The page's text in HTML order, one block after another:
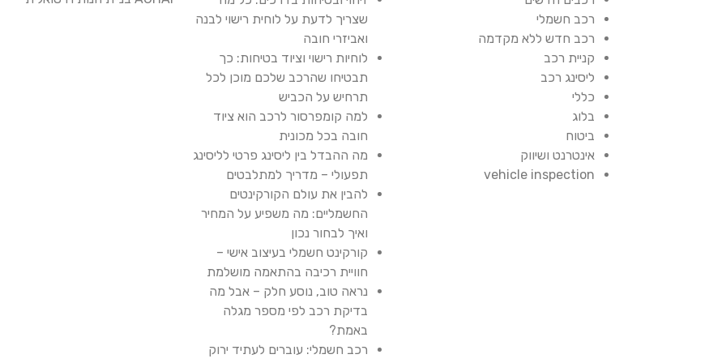
רכב חשמלי
רכב חדש ללא מקדמה
קניית רכב
ליסינג רכב
כללי
בלוג
ביטוח
אינטרנט ושיווק
vehicle inspection
שצריך לדעת על לוחית רישוי לבנה
ואביזרי חובה
לוחיות רישוי וציוד בטיחות: כך
תבטיחו שהרכב שלכם מוכן לכל
תרחיש על הכביש
למה קומפרסור לרכב הוא ציוד
חובה בכל מכונית
מה ההבדל בין ליסינג פרטי לליסינג
תפעולי – מדריך למתלבטים
להבין את עולם הקורקינטים
החשמליים: מה משפיע על המחיר
ואיך לבחור נכון
קורקינט חשמלי בעיצוב אישי –
חוויית רכיבה בהתאמה מושלמת
נראה טוב, נוסע חלק – אבל מה
בדיקת רכב לפי מספר מגלה
באמת?
רכב חשמלי: עוברים לעתיד ירוק